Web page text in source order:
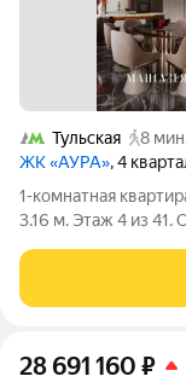
Тульская
8
ЖК «АУРА», 4
1-комнатная
3.16 м. Этаж 4 из 41.
состоит из 42-
Серебряной. Рядом
28 691 160 ₽